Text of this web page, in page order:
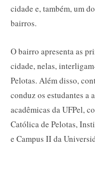
cidade e, também, um
bairros.
O bairro apresenta as
cidade, nelas,
Pelotas. Além disso,
conduz os estudantes a
acadêmicas da UFPel,
Católica de Pelotas,
e Campus II da